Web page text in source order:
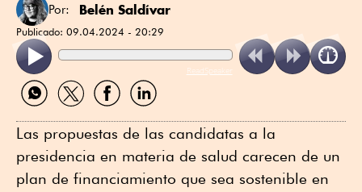
Por: Belén Saldívar
Publicado: 09.04.2024 - 20:29
ReadSpeaker
Compartir
por
Compartir
por
Compartir
por
Compartir
por
Las propuestas de las candidatas a la
presidencia en materia de salud carecen de un
plan de financiamiento que sea sostenible en